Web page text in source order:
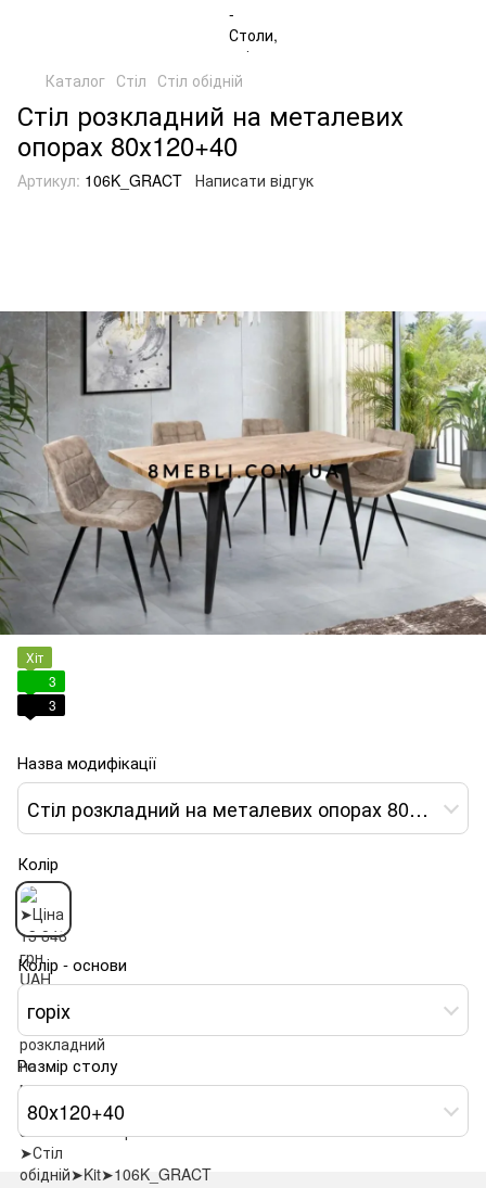
Каталог Стіл Стіл обідній
Стіл розкладний на металевих
опорах 80х120+40
Артикул: 106K_GRACT Написати відгук
Хіт
3
3
Назва модифікації
Стіл розкладний на металевих опорах 80х120+40
Колір
Колір - основи
горіх
Розмір столу
80х120+40